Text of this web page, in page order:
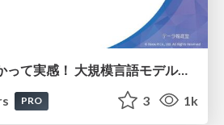
つくって納得、つかって実感！ 大規模言語モデルことはじめ ver2.0
PRO 3 1k